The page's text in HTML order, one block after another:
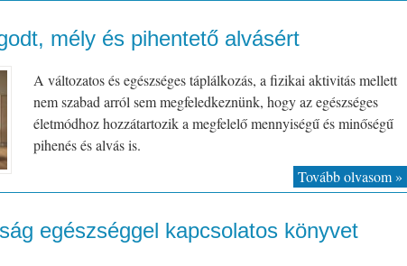
mély és pihentető alvásért
A változatos és egészséges táplálkozás, a fizikai aktivitás mellett
nem szabad arról sem megfeledkeznünk, hogy az egészséges
életmódhoz hozzátartozik a megfelelő mennyiségű és minőségű
pihenés és alvás is.
Tovább olvasom »
egészséggel kapcsolatos könyvet